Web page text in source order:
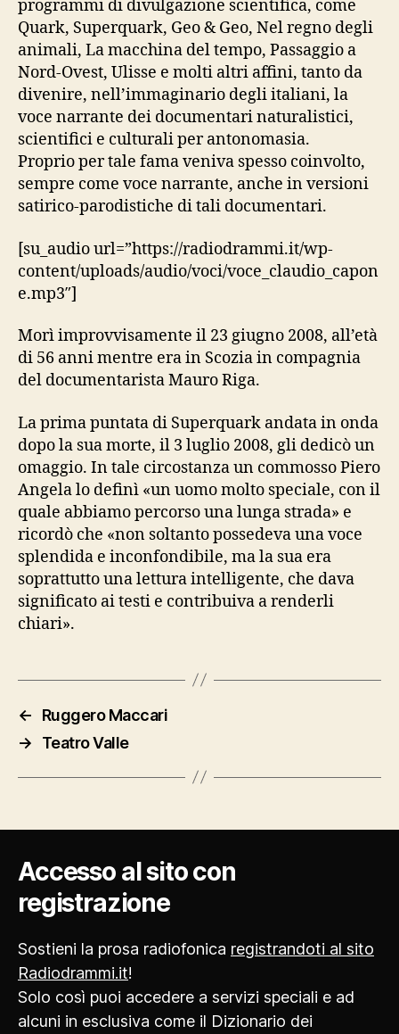
programmi di divulgazione scientifica, come
Quark, Superquark, Geo & Geo, Nel regno degli
animali, La macchina del tempo, Passaggio a
Nord-Ovest, Ulisse e molti altri affini, tanto da
divenire, nell’immaginario degli italiani, la
voce narrante dei documentari naturalistici,
scientifici e culturali per antonomasia.
Proprio per tale fama veniva spesso coinvolto,
sempre come voce narrante, anche in versioni
satirico-parodistiche di tali documentari.
[su_audio url=”https://radiodrammi.it/wp-
content/uploads/audio/voci/voce_claudio_capon
e.mp3″]
Morì improvvisamente il 23 giugno 2008, all’età
di 56 anni mentre era in Scozia in compagnia
del documentarista Mauro Riga.
La prima puntata di Superquark andata in onda
dopo la sua morte, il 3 luglio 2008, gli dedicò un
omaggio. In tale circostanza un commosso Piero
Angela lo definì «un uomo molto speciale, con il
quale abbiamo percorso una lunga strada» e
ricordò che «non soltanto possedeva una voce
splendida e inconfondibile, ma la sua era
soprattutto una lettura intelligente, che dava
significato ai testi e contribuiva a renderli
chiari».
←
Ruggero Maccari
→
Teatro Valle
Accesso al sito con
registrazione
Sostieni la prosa radiofonica registrandoti al sito
Radiodrammi.it!
Solo così puoi accedere a servizi speciali e ad
alcuni in esclusiva come il Dizionario dei